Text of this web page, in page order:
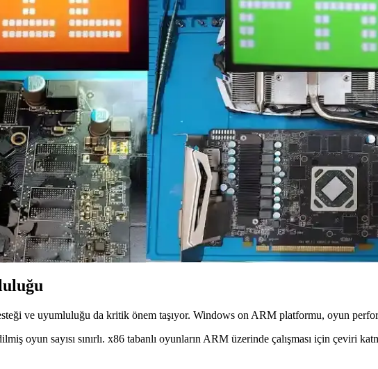
Rehberi ve En Güncel Modeller
hakkında detaylı bilgi, en güncel modeller ve alışveriş ipuçlarıyla
Hakkında Detaylı Bilgi
ve içerik üretiminde yüksek performans ve verimlilik sunuyor. Güncellemeler
Güncel Trendler Analizi
video düzenleme gibi yüksek grafik gücü gerektiren işlemler için kritik. Güncel
Performans Analizi 2026
yüksek performans ve gelişmiş özellikleriyle öne çıkıyor. Güncel modeller,
ve uyumluluğu da kritik önem taşıyor. Windows on ARM platformu, oyun
oyun sayısı sınırlı. x86 tabanlı oyunların ARM üzerinde çalışması için çeviri